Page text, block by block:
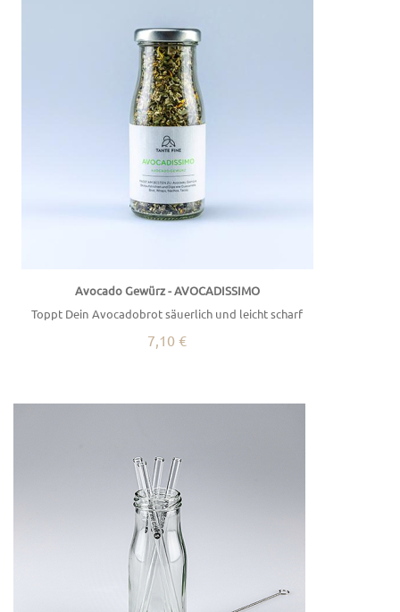
Avocado Gewürz - AVOCADISSIMO
Toppt Dein Avocadobrot säuerlich und leicht scharf
7,10 €